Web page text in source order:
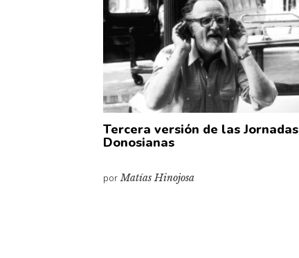
Tercera versión de las Jornadas
Donosianas
porMatías Hinojosa